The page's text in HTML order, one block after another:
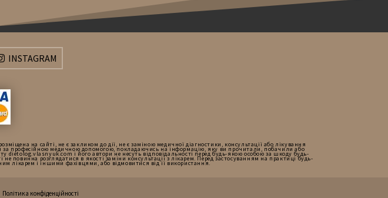
INSTAGRAM
на сайті, не є закликом до дії, не є заміною медичної діагностики, консультації або лікування
за професійною медичною допомогою, покладаючись на інформацію, яку ви прочитали, побачили або
dietolog.vlasnyuk.com і його автори не несуть відповідальності перед будь-якою особою за шкоду будь-
повинна розглядатися в якості заміни консультації з лікарем. Перед застосуванням на практиці будь-
лікарем і іншими фахівцями, або відмовитися від її використання.
Політика конфіденційності